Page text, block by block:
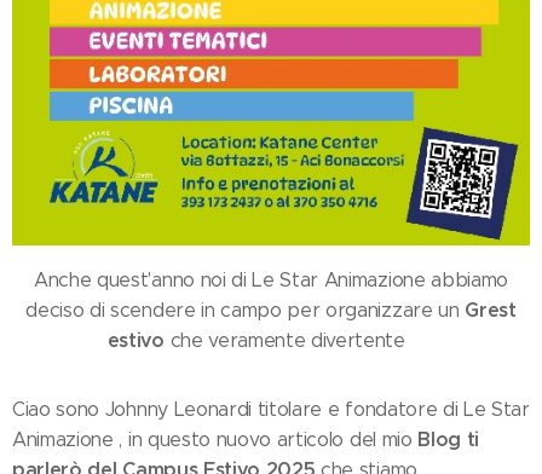
Anche quest'anno noi di Le Star Animazione abbiamo
deciso di scendere in campo per organizzare un Grest
estivo che veramente divertente 🥳
Ciao sono Johnny Leonardi titolare e fondatore di Le Star
Animazione , in questo nuovo articolo del mio Blog ti